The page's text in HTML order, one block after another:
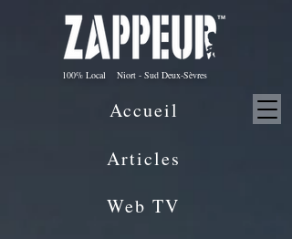
100% Local Niort - Sud Deux-Sèvres
Articles
Web TV
Accueil